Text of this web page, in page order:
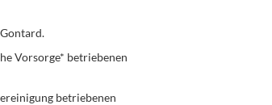
Vorsorge* betriebenen
betriebenen